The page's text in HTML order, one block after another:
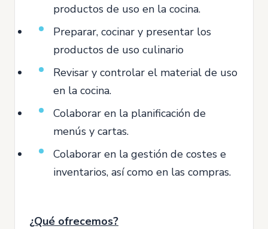
productos de uso en la cocina.
Preparar, cocinar y presentar los
productos de uso culinario
Revisar y controlar el material de uso
en la cocina.
Colaborar en la planificación de
menús y cartas.
Colaborar en la gestión de costes e
inventarios, así como en las compras.
¿Qué ofrecemos?